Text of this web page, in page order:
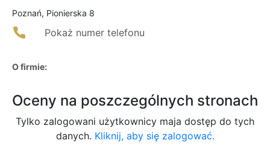
Poznań, Pionierska 8
Pokaż numer telefonu
O firmie:
Oceny na poszczególnych stronach
Tylko zalogowani użytkownicy maja dostęp do tych
danych. Kliknij, aby się zalogować.